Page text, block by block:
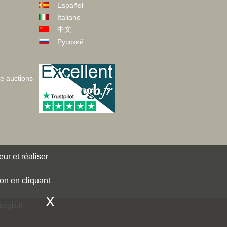
auctions
Español
Italiano
中文
Русский
et réaliser
en cliquant
x